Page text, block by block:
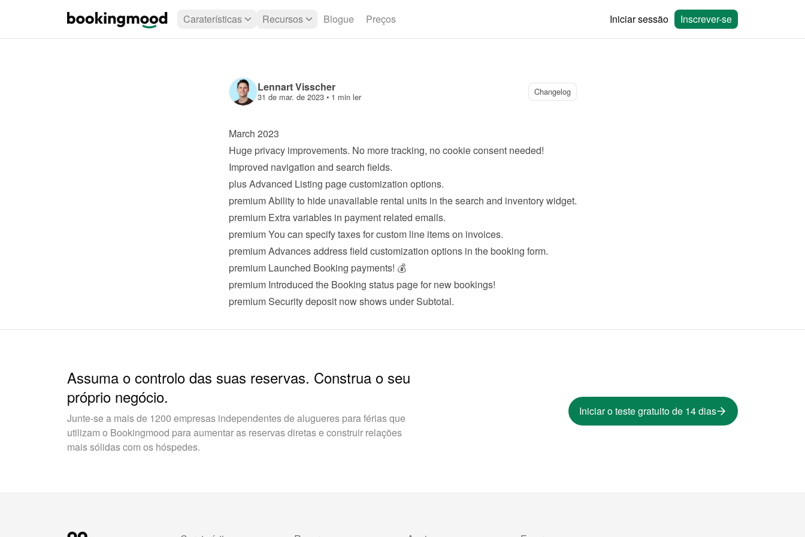
Caraterísticas Recursos Blogue Preços Iniciar sessão Inscrever-se
Lennart Visscher
31 de mar. de 2023 • 1 min ler Changelog
March 2023
Huge privacy improvements. No more tracking, no cookie consent needed!
Improved navigation and search fields.
plus Advanced Listing page customization options.
premium Ability to hide unavailable rental units in the search and inventory widget.
premium Extra variables in payment related emails.
premium You can specify taxes for custom line items on invoices.
premium Advances address field customization options in the booking form.
premium Launched Booking payments! 💰
premium Introduced the Booking status page for new bookings!
premium Security deposit now shows under Subtotal.
Assuma o controlo das suas reservas. Construa o seu
próprio negócio.
Junte-se a mais de 1200 empresas independentes de alugueres para férias que
utilizam o Bookingmood para aumentar as reservas diretas e construir relações
mais sólidas com os hóspedes.
Iniciar o teste gratuito de 14 dias